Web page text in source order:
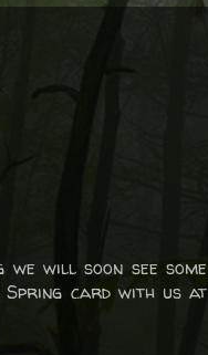
will soon see some
card with us at